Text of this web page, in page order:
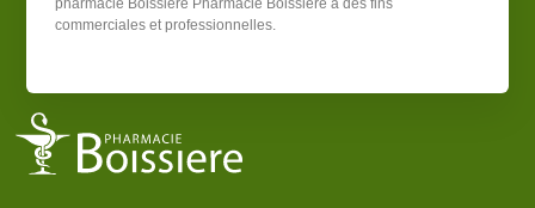
commerciales et professionnelles.